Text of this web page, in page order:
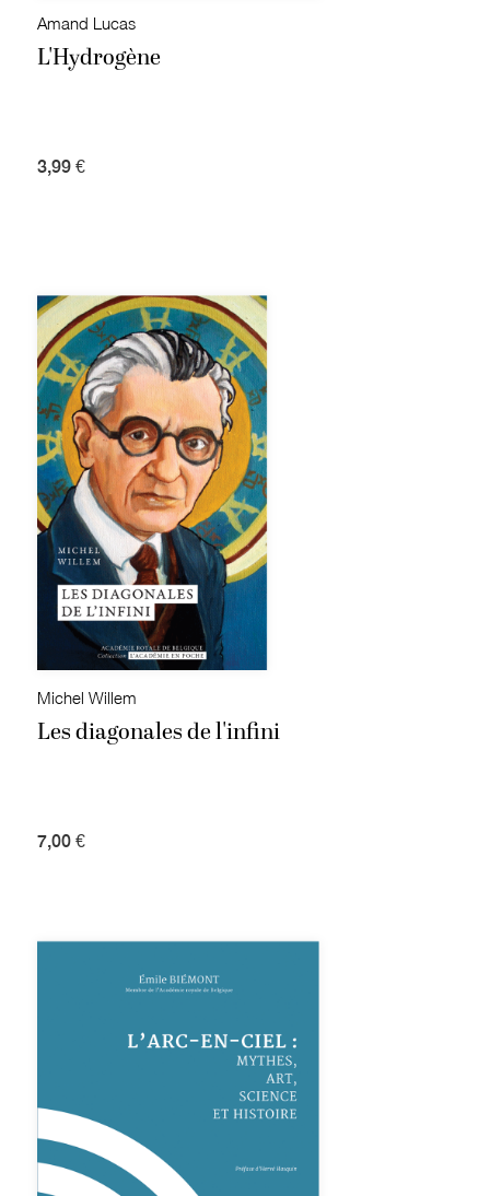
Amand Lucas
L'Hydrogène
3,99 €
Michel Willem
Les diagonales de l'infini
7,00 €